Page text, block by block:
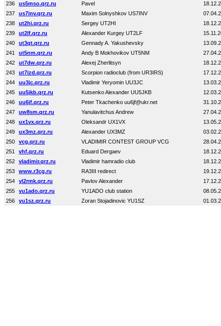
236
us5mso.qrz.ru Pavel
237
us7inv.qrz.ru Maxim Solnyshkov US7INV
238
ut2hi.qrz.ru Sergey UT2HI
239
ut2lf.qrz.ru Alexander Kurgey UT2LF
240
ut3qt.qrz.ru Gennady A. Yakushevsky
241
ut5nm.qrz.ru Andy B Mokhovikov UT5NM
242
ut7dw.qrz.ru Alexej Zherlitsyn
243
ut7izd.qrz.ru Scorpion radioclub (from UR3IRS)
244
uu3jc.qrz.ru Vladimir Yeryomin UU3JC
245
uu5jkb.qrz.ru Kutsenko Alexander UU5JKB
246
uu6jf.qrz.ru Peter Tkachenko uu6jf@ukr.net
247
uw8sm.qrz.ru Yanulavitchus Andrew
248
ux1vx.qrz.ru Oleksandr UX1VX
249
ux3mz.qrz.ru Alexander UX3MZ
250
vcg.qrz.ru VLADIMIR CONTEST GROUP VCG
251
vhf.qrz.ru Eduard Dergaev
252
vladimir.qrz.ru Vladimir hamradio club
253
www.r3cg.ru RA3III redirect
254
yl2rmk.qrz.ru Pavlov Alexander
255
yu1ado.qrz.ru YU1ADO club station
256
yu1sz.qrz.ru Zoran Stojadinovic YU1SZ